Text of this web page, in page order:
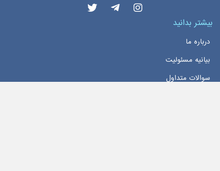
بیشتر بدانید
درباره ما
بیانیه مسئولیت
سوالات متداول